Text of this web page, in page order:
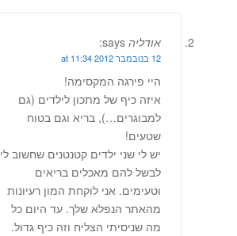
אודליה says:
12 בנובמבר 2012 at 11:34
היי פירגה המקסימה!
איזה כיף של מתכון לילדים (גם
למבוגרים…), בריא וגם בטוח
שטעים!
יש לי שני ילדים קטנטנים שחשוב לי
לבשל להם מאכלים בריאים
וטעימים. אני לוקחת המון רעיונות
מהאתר הנפלא שלך. עד היום כל
מה שניסיתי הצליח וזה כיף גדול.